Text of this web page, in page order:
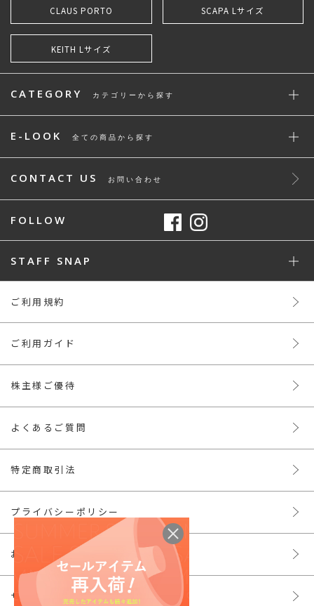
CLAUS PORTO SCAPA Lサイズ
KEITH Lサイズ
CATEGORY カテゴリーから探す
E-LOOK 全ての商品から探す
CONTACT US お問い合わせ
FOLLOW
STAFF SNAP
ご利用規約
ご利用ガイド
株主様ご優待
よくあるご質問
特定商取引法
プライバシーポリシー
お問い合わせ
サイトマップ